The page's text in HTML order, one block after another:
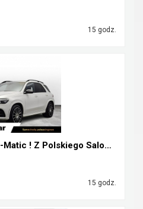
15 godz.
Mercedes GLE 400 d 4-Matic ! Z Polskiego Salonu ! ...
15 godz.